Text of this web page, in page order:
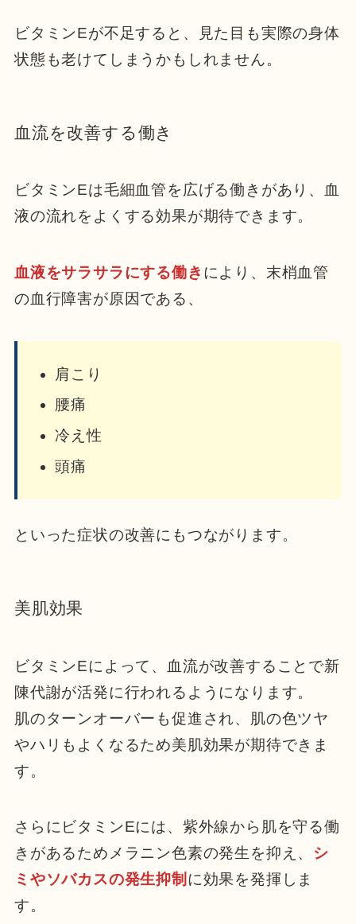
ビタミンEが不足すると、見た目も実際の身体
状態も老けてしまうかもしれません。
血流を改善する働き
ビタミンEは毛細血管を広げる働きがあり、血
液の流れをよくする効果が期待できます。
血液をサラサラにする働き により、末梢血管
の血行障害が原因である、
肩こり
腰痛
冷え性
頭痛
といった症状の改善にもつながります。
美肌効果
ビタミンEによって、血流が改善することで新
陳代謝が活発に行われるようになります。
肌のターンオーバーも促進され、肌の色ツヤ
やハリもよくなるため美肌効果が期待できま
す。
さらにビタミンEには、紫外線から肌を守る働
きがあるためメラニン色素の発生を抑え、 シ
ミやソバカスの発生抑制 に効果を発揮しま
す。